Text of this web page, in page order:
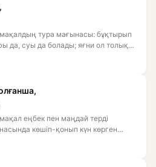
тура мағынасы: бұқтырып
да, суы да болады; яғни ол толық
еңбек пен маңдай терді
көшіп-қонып күн көрген